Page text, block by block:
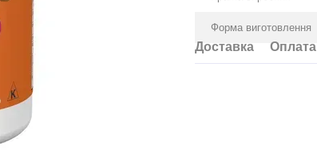
Форма виготовлення
Доставка Оплата